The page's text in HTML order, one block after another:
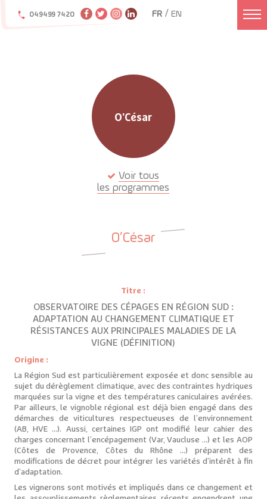
04 94 99 74 20 FR / EN
O'César
Voir tous
les programmes
O’César
Titre :
OBSERVATOIRE DES CÉPAGES EN RÉGION SUD :
ADAPTATION AU CHANGEMENT CLIMATIQUE ET
RÉSISTANCES AUX PRINCIPALES MALADIES DE LA
VIGNE (DÉFINITION)
Origine :
La Région Sud est particulièrement exposée et donc sensible au
sujet du dérèglement climatique, avec des contraintes hydriques
marquées sur la vigne et des températures caniculaires avérées.
Par ailleurs, le vignoble régional est déjà bien engagé dans des
démarches de viticultures respectueuses de l’environnement
(AB, HVE …). Aussi, certaines IGP ont modifié leur cahier des
charges concernant l’encépagement (Var, Vaucluse …) et les AOP
(Côtes de Provence, Côtes du Rhône …) préparent des
modifications de décret pour intégrer les variétés d’intérêt à fin
d’adaptation.
Les vignerons sont motivés et impliqués dans ce changement et